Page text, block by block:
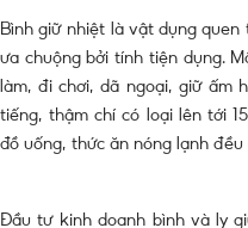
Bình giữ nhiệt là vật dụng quen
ưa chuộng bởi tính tiện dụng.
làm, đi chơi, dã ngoại, giữ ấm
tiếng, thậm chí có loại lên tới
đồ uống, thức ăn nóng lạnh đều
Đầu tư kinh doanh bình và ly